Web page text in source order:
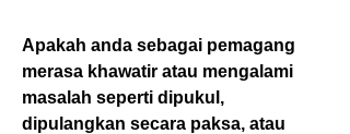
Apakah anda sebagai pemagang
merasa khawatir atau mengalami
masalah seperti dipukul,
dipulangkan secara paksa, atau